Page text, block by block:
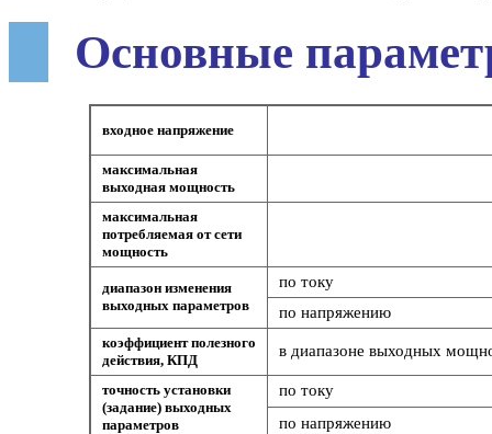
Основные
входное напряжение
максимальная
выходная мощность
максимальная
потребляемая от сети
мощность
диапазон изменения
выходных параметров
по току
по напряжению
коэффициент полезного
действия, КПД
в диапазоне выходных
точность установки
(задание) выходных
параметров
по току
по напряжению